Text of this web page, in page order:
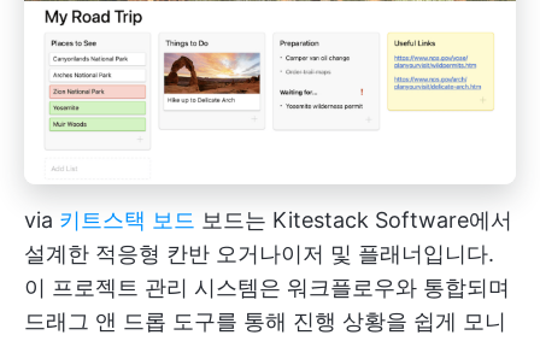
via 키트스택 보드 보드는 Kitestack Software에서
설계한 적응형 칸반 오거나이저 및 플래너입니다.
이 프로젝트 관리 시스템은 워크플로우와 통합되며
드래그 앤 드롭 도구를 통해 진행 상황을 쉽게 모니